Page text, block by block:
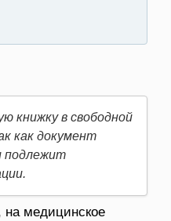
книжку в свободной
как документ
подлежит
на медицинское